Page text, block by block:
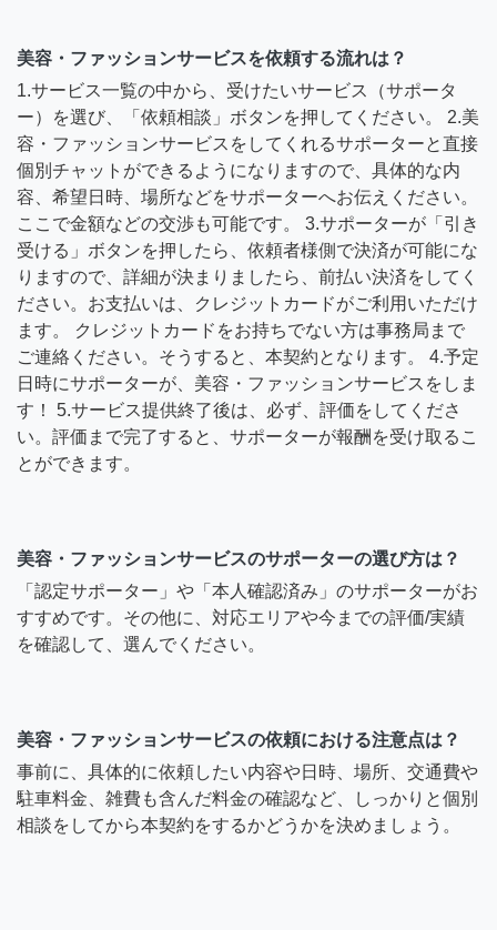
美容・ファッションサービスを依頼する流れは？
1.サービス一覧の中から、受けたいサービス（サポータ
ー）を選び、「依頼相談」ボタンを押してください。 2.美
容・ファッションサービスをしてくれるサポーターと直接
個別チャットができるようになりますので、具体的な内
容、希望日時、場所などをサポーターへお伝えください。
ここで金額などの交渉も可能です。 3.サポーターが「引き
受ける」ボタンを押したら、依頼者様側で決済が可能にな
りますので、詳細が決まりましたら、前払い決済をしてく
ださい。お支払いは、クレジットカードがご利用いただけ
ます。 クレジットカードをお持ちでない方は事務局まで
ご連絡ください。そうすると、本契約となります。 4.予定
日時にサポーターが、美容・ファッションサービスをしま
す！ 5.サービス提供終了後は、必ず、評価をしてくださ
い。評価まで完了すると、サポーターが報酬を受け取るこ
とができます。
美容・ファッションサービスのサポーターの選び方は？
「認定サポーター」や「本人確認済み」のサポーターがお
すすめです。その他に、対応エリアや今までの評価/実績
を確認して、選んでください。
美容・ファッションサービスの依頼における注意点は？
事前に、具体的に依頼したい内容や日時、場所、交通費や
駐車料金、雑費も含んだ料金の確認など、しっかりと個別
相談をしてから本契約をするかどうかを決めましょう。